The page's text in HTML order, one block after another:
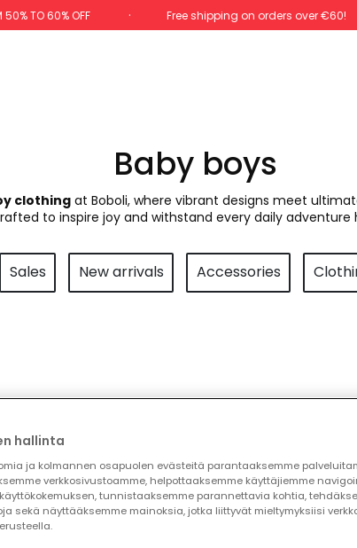
50% TO 60% OFF Free shipping on orders over €60!
Baby boys
clothing at Boboli, where vibrant designs meet
to inspire joy and withstand every daily adventure
Sales New arrivals Accessories
hallinta
ja kolmannen osapuolen evästeitä parantaaksemme
verkkosivustoamme, helpottaaksemme käyttäjiemme
tunnistaaksemme parannettavia kohtia,
sekä näyttääksemme mainoksia, jotka liittyvät mieltymyksiisi